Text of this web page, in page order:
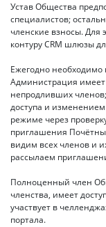
Устав Общества
специалистов;
членские взносы. Для
контуру CRM шлюзы
Ежегодно необходимо
Администрация имеет
непродливших
доступа и изменением
режиме через
приглашения
видим всех членов и
рассылаем
Полноценный член
членства, имеет
участвует в
портала.